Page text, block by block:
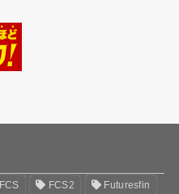
FCS FCS2 Futuresfin